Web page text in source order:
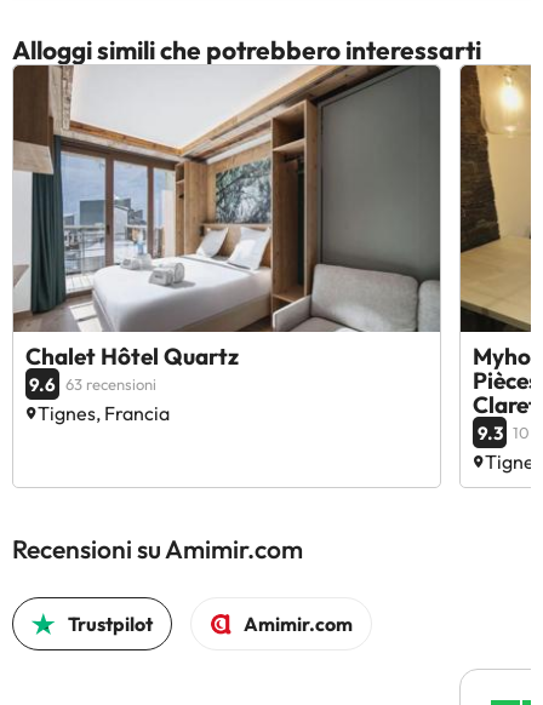
Alloggi simili che potrebbero interessarti
Chalet Hôtel Quartz
9.6 63 recensioni
Tignes, Francia
Claret
9.3 10
Recensioni su Amimir.com
Trustpilot Amimir.com